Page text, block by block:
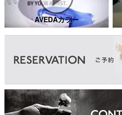
AVEDAカラー